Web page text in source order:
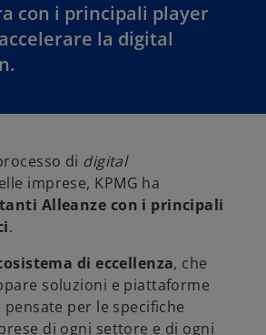
con i principali player
la digital
di digital
imprese, KPMG ha
Alleanze con i principali
.
di eccellenza, che
soluzioni e piattaforme
per le specifiche
di ogni settore e di ogni